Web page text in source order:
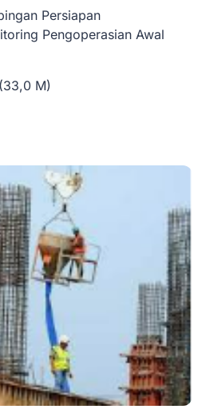
Persiapan
Pengoperasian Awal
M)